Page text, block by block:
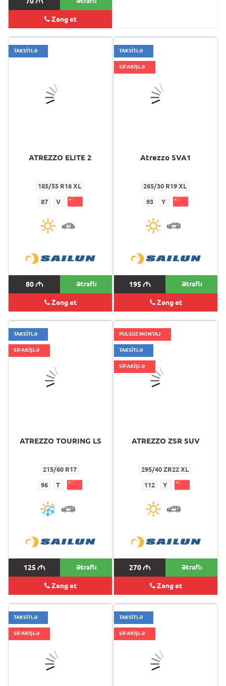
Zəng et
TAKSİTLƏ
ATREZZO ELITE 2
185/55 R16 XL
87 V
80M Ətraflı
Zəng et
TAKSİTLƏ
SİFARİŞLƏ
Atrezzo SVA1
265/30 R19 XL
93 Y
195 M Ətraflı
Zəng et
TAKSİTLƏ
SİFARİŞLƏ
ATREZZO TOURING LS
215/60 R17
96 T
125 M Ətraflı
Zəng et
PULSUZ MONTAJ
TAKSİTLƏ
SİFARİŞLƏ
ATREZZO ZSR SUV
295/40 ZR22 XL
112 Y
270M Ətraflı
Zəng et
TAKSİTLƏ
SİFARİŞLƏ
TAKSİTLƏ
SİFARİŞLƏ